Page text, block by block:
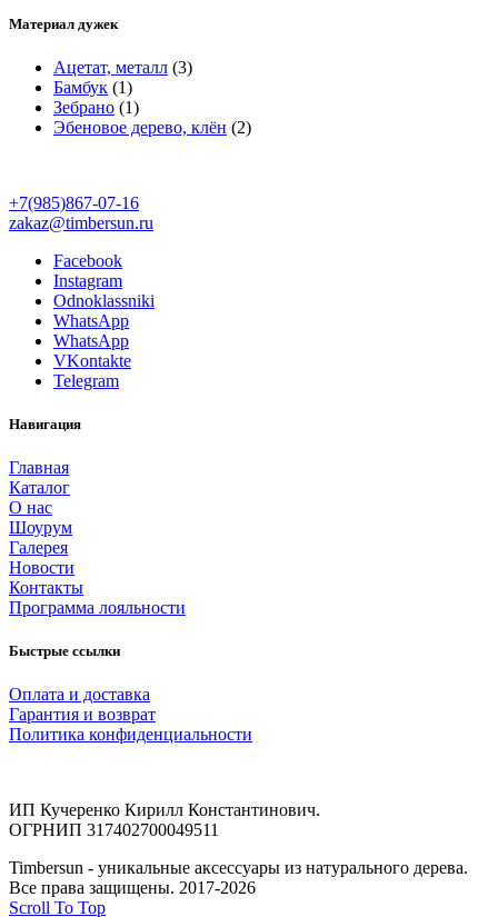
Материал дужек
Ацетат, металл (3)
Бамбук (1)
Зебрано (1)
Эбеновое дерево, клён (2)
+7(985)867-07-16
zakaz@timbersun.ru
Facebook
Instagram
Odnoklassniki
WhatsApp
WhatsApp
VKontakte
Telegram
Навигация
Главная
Каталог
О нас
Шоурум
Галерея
Новости
Контакты
Программа лояльности
Быстрые ссылки
Оплата и доставка
Гарантия и возврат
Политика конфиденциальности
ИП Кучеренко Кирилл Константинович.
ОГРНИП 317402700049511
Timbersun - уникальные аксессуары из натурального дерева.
Все права защищены. 2017-2026
Scroll To Top